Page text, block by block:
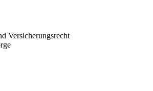
Versicherungsrecht